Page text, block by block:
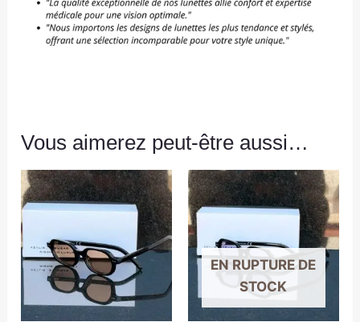
Vous aimerez peut-être aussi…
EN RUPTURE DE
STOCK